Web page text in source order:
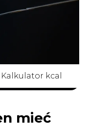
Kalkulator kcal
mieć